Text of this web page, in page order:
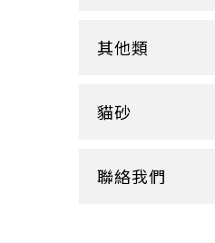
杯蓋
杯架
鋁箔盒
底襯
內襯
衛生紙盒/架
其他類
料理紙
貓砂
聯絡我們